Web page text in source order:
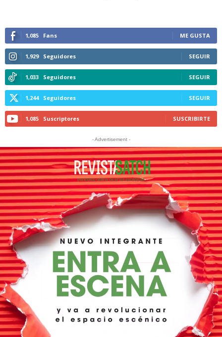
1,085 Fans ME GUSTA
1,929 Seguidores SEGUIR
1,033 Seguidores SEGUIR
1,244 Seguidores SEGUIR
1,085 Suscriptores SUSCRIBIRTE
- Advertisement -